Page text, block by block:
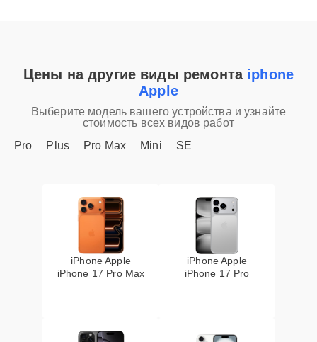
Цены на другие виды ремонта iphone
Apple
Выберите модель вашего устройства и узнайте
стоимость всех видов работ
Pro
Plus Pro Max Mini SE
iPhone Apple
iPhone 17 Pro Max
iPhone Apple
iPhone 17 Pro